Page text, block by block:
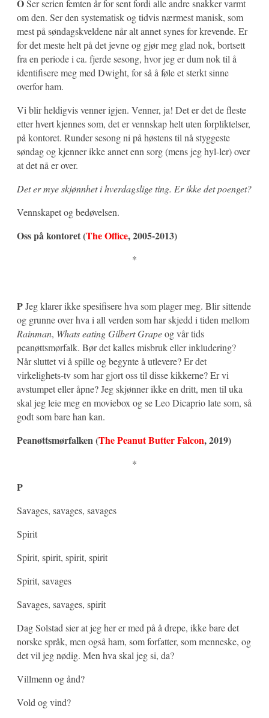
OSer serien femten år for sent fordi alle andre snakker varmt
om den. Ser den systematisk og tidvis nærmest manisk, som
mest på søndagskveldene når alt annet synes for krevende. Er
for det meste helt på det jevne og gjør meg glad nok, bortsett
fra en periode i ca. fjerde sesong, hvor jeg er dum nok til å
identifisere meg med Dwight, for så å føle et sterkt sinne
overfor ham.
Vi blir heldigvis venner igjen. Venner, ja! Det er det de fleste
etter hvert kjennes som, det er vennskap helt uten forpliktelser,
på kontoret. Runder sesong ni på høstens til nå styggeste
søndag og kjenner ikke annet enn sorg (mens jeg hyl-ler) over
at det nå er over.
Det er mye skjønnhet i hverdagslige ting. Er ikke det poenget?
Vennskapet og bedøvelsen.
Oss på kontoret (The Office, 2005-2013)
*
PJeg klarer ikke spesifisere hva som plager meg. Blir sittende
og grunne over hva i all verden som har skjedd i tiden mellom
Rainman, Whats eating Gilbert Grapeog vår tids
peanøttsmørfalk. Bør det kalles misbruk eller inkludering?
Når sluttet vi å spille og begynte å utlevere? Er det
virkelighets-tv som har gjort oss til disse kikkerne? Er vi
avstumpet eller åpne? Jeg skjønner ikke en dritt, men til uka
skal jeg leie meg en moviebox og se Leo Dicaprio late som, så
godt som bare han kan.
Peanøttsmørfalken (The Peanut Butter Falcon, 2019)
*
P
Savages, savages, savages
Spirit
Spirit, spirit, spirit, spirit
Spirit, savages
Savages, savages, spirit
Dag Solstad sier at jeg her er med på å drepe, ikke bare det
norske språk, men også ham, som forfatter, som menneske, og
det vil jeg nødig. Men hva skal jeg si, da?
Villmenn og ånd?
Vold og vind?